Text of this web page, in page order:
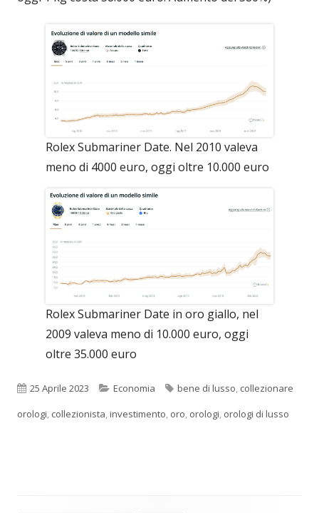
Rolex Submariner Date. Nel 2010 valeva
meno di 4000 euro, oggi oltre 10.000 euro
Rolex Submariner Date in oro giallo, nel
2009 valeva meno di 10.000 euro, oggi
oltre 35.000 euro
Pubblicato
25 Aprile 2023 Categorie
Economia Tag
bene di lusso, collezionare
orologi, collezionista,investimento, oro, orologi, orologi di lusso